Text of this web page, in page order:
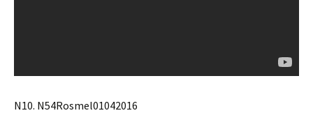
N10. N54Rosmel01042016